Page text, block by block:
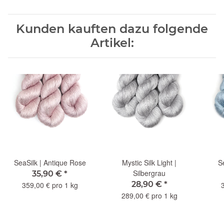
Kunden kauften dazu folgende
Artikel:
SeaSilk | Antique Rose
35,90 € *
359,00 € pro 1 kg
Mystic Silk Light |
Silbergrau
28,90 € *
289,00 € pro 1 kg